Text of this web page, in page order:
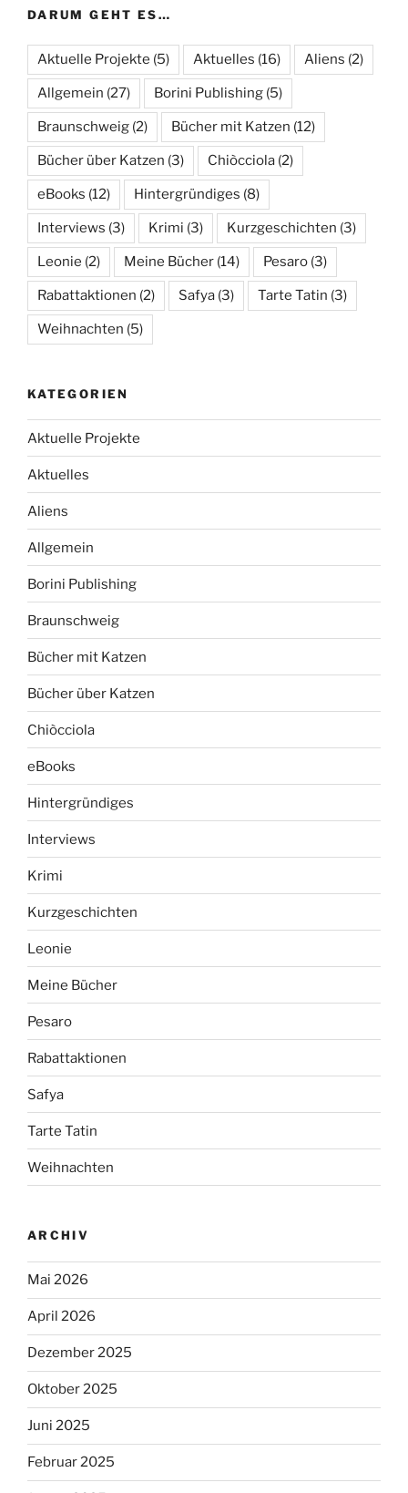
DARUM GEHT ES…
Aktuelle Projekte (5) Aktuelles (16) Aliens (2)
Allgemein (27) Borini Publishing (5)
Braunschweig (2) Bücher mit Katzen (12)
Bücher über Katzen (3) Chiòcciola (2)
eBooks (12) Hintergründiges (8)
Interviews (3) Krimi (3) Kurzgeschichten (3)
Leonie (2) Meine Bücher (14) Pesaro (3)
Rabattaktionen (2) Safya (3) Tarte Tatin (3)
Weihnachten (5)
KATEGORIEN
Aktuelle Projekte
Aktuelles
Aliens
Allgemein
Borini Publishing
Braunschweig
Bücher mit Katzen
Bücher über Katzen
Chiòcciola
eBooks
Hintergründiges
Interviews
Krimi
Kurzgeschichten
Leonie
Meine Bücher
Pesaro
Rabattaktionen
Safya
Tarte Tatin
Weihnachten
ARCHIV
Mai 2026
April 2026
Dezember 2025
Oktober 2025
Juni 2025
Februar 2025